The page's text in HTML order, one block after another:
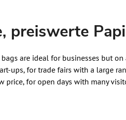
preiswerte
bags are ideal for businesses but
ups, for trade fairs with a large
price, for open days with many